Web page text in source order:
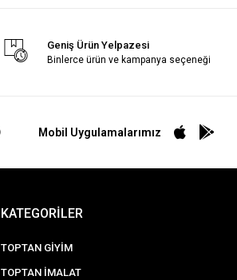
Geniş Ürün Yelpazesi
Binlerce ürün ve kampanya seçeneği
Mobil Uygulamalarımız
KATEGORİLER
TOPTAN GİYİM
TOPTAN İMALAT